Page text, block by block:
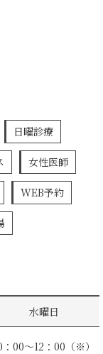
日曜診療
女性医師
WEB予約
水曜日
：00～12：00（※）